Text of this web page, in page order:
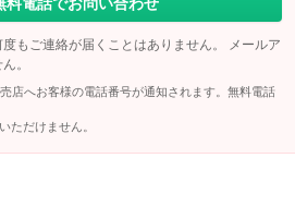
もご連絡が届くことはありません。 メールア
。
店へお客様の電話番号が通知されます。無料電話
ただけません。